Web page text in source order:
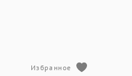
Избранное